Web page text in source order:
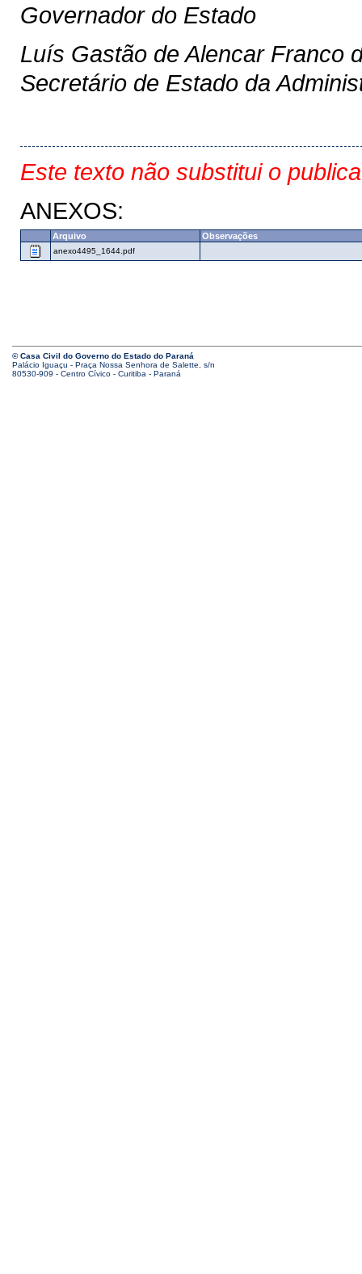
Governador do Estado
Luís Gastão de Alencar Franco
Secretário de Estado da
Este texto não substitui o
ANEXOS:
Arquivo Observações
anexo4495_1644.pdf
© Casa Civil do Governo do Estado do Paraná
Palácio Iguaçu - Praça Nossa Senhora de Salette, s/n
80530-909 - Centro Cívico - Curitiba - Paraná